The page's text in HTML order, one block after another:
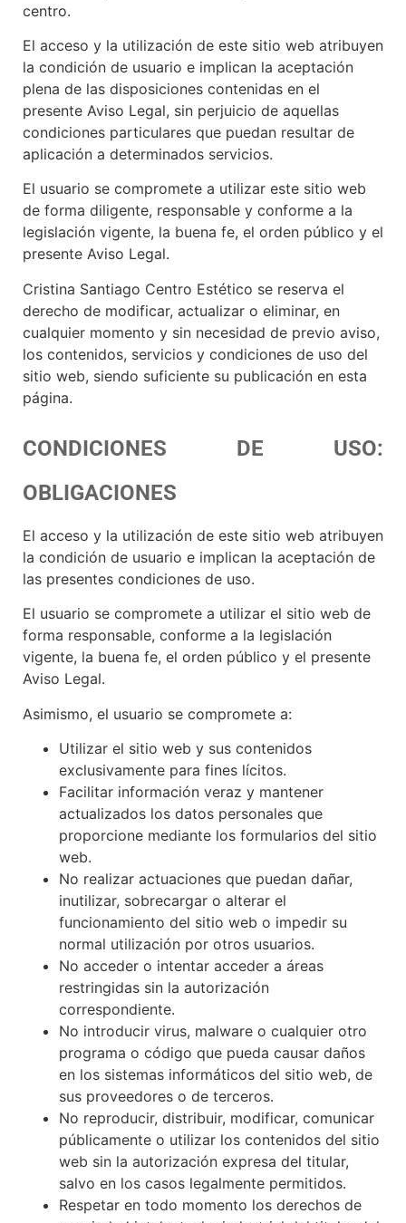
centro.
El acceso y la utilización de este sitio web atribuyen
la condición de usuario e implican la aceptación
plena de las disposiciones contenidas en el
presente Aviso Legal, sin perjuicio de aquellas
condiciones particulares que puedan resultar de
aplicación a determinados servicios.
El usuario se compromete a utilizar este sitio web
de forma diligente, responsable y conforme a la
legislación vigente, la buena fe, el orden público y el
presente Aviso Legal.
Cristina Santiago Centro Estético se reserva el
derecho de modificar, actualizar o eliminar, en
cualquier momento y sin necesidad de previo aviso,
los contenidos, servicios y condiciones de uso del
sitio web, siendo suficiente su publicación en esta
página.
CONDICIONES DE USO:
OBLIGACIONES
El acceso y la utilización de este sitio web atribuyen
la condición de usuario e implican la aceptación de
las presentes condiciones de uso.
El usuario se compromete a utilizar el sitio web de
forma responsable, conforme a la legislación
vigente, la buena fe, el orden público y el presente
Aviso Legal.
Asimismo, el usuario se compromete a:
Utilizar el sitio web y sus contenidos
exclusivamente para fines lícitos.
Facilitar información veraz y mantener
actualizados los datos personales que
proporcione mediante los formularios del sitio
web.
No realizar actuaciones que puedan dañar,
inutilizar, sobrecargar o alterar el
funcionamiento del sitio web o impedir su
normal utilización por otros usuarios.
No acceder o intentar acceder a áreas
restringidas sin la autorización
correspondiente.
No introducir virus, malware o cualquier otro
programa o código que pueda causar daños
en los sistemas informáticos del sitio web, de
sus proveedores o de terceros.
No reproducir, distribuir, modificar, comunicar
públicamente o utilizar los contenidos del sitio
web sin la autorización expresa del titular,
salvo en los casos legalmente permitidos.
Respetar en todo momento los derechos de